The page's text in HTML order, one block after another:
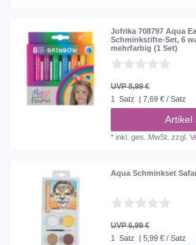
Jofrika 708797 Aqua
Schminkstifte-Set, 6
mehrfarbig (1 Set)
UVP 8,99 €
1 Satz | 7,69 € / Satz
Artikel
*inkl. ges. MwSt. zzgl.
Aqua Schminkset
UVP 6,99 €
1 Satz | 5,99 € / Satz